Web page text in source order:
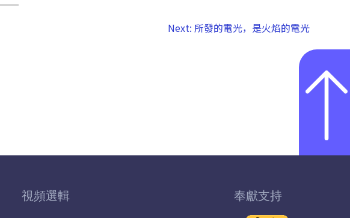
Next: 所發的電光，是火焰的電光
視頻選輯 奉獻支持